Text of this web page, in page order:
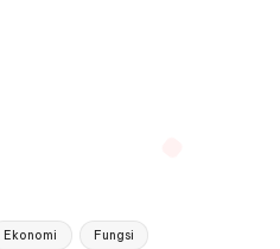
Ekonomi Fungsi